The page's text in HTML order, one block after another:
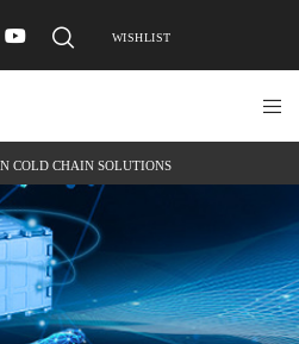
WISHLIST
COLD CHAIN SOLUTIONS